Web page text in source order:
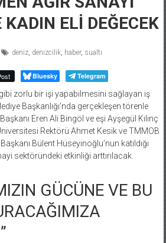
KADIN ELİ DEĞECEK
deniz, denizcilik, haber, sualtı
Bluesky Telegram
gibi zorlu bir işi yapabilmesini sağlayan iş
Başkanlığı’nda gerçekleşen törenle
Eren Ali Bingöl ve eşi Ayşegül Kılınç
Rektörü Ahmet Kesik ve TMMOB
Bülent Hüseyinoğlu’nun katıldığı
sektöründeki etkinliği arttırılacak.
GÜCÜNE VE BU